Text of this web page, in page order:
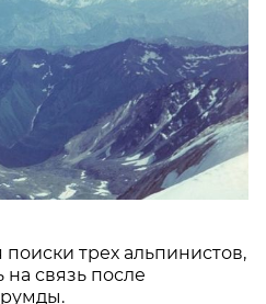
трех альпинистов,
связь после